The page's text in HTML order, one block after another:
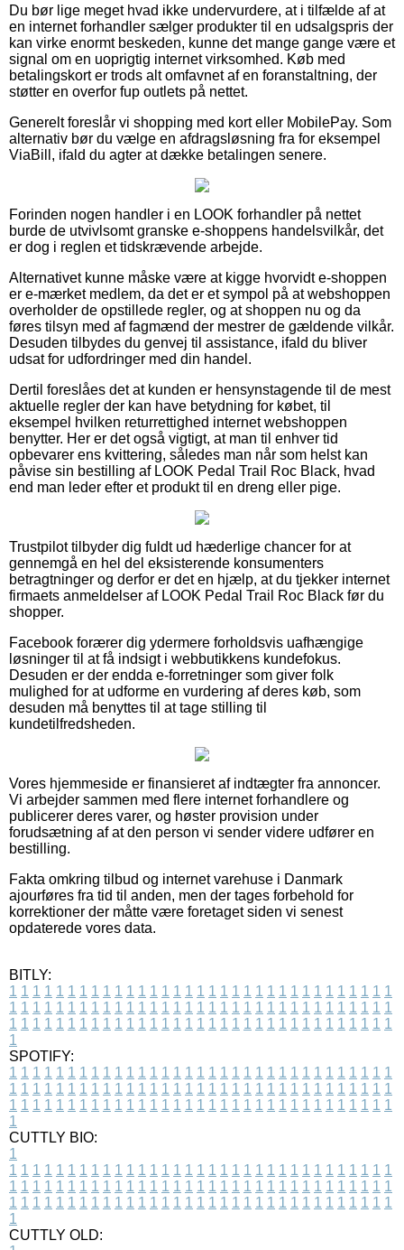
Du bør lige meget hvad ikke undervurdere, at i tilfælde af at
en internet forhandler sælger produkter til en udsalgspris der
kan virke enormt beskeden, kunne det mange gange være et
signal om en uoprigtig internet virksomhed. Køb med
betalingskort er trods alt omfavnet af en foranstaltning, der
støtter en overfor fup outlets på nettet.
Generelt foreslår vi shopping med kort eller MobilePay. Som
alternativ bør du vælge en afdragsløsning fra for eksempel
ViaBill, ifald du agter at dække betalingen senere.
Forinden nogen handler i en LOOK forhandler på nettet
burde de utvivlsomt granske e-shoppens handelsvilkår, det
er dog i reglen et tidskrævende arbejde.
Alternativet kunne måske være at kigge hvorvidt e-shoppen
er e-mærket medlem, da det er et sympol på at webshoppen
overholder de opstillede regler, og at shoppen nu og da
føres tilsyn med af fagmænd der mestrer de gældende vilkår.
Desuden tilbydes du genvej til assistance, ifald du bliver
udsat for udfordringer med din handel.
Dertil foreslåes det at kunden er hensynstagende til de mest
aktuelle regler der kan have betydning for købet, til
eksempel hvilken returrettighed internet webshoppen
benytter. Her er det også vigtigt, at man til enhver tid
opbevarer ens kvittering, således man når som helst kan
påvise sin bestilling af LOOK Pedal Trail Roc Black, hvad
end man leder efter et produkt til en dreng eller pige.
Trustpilot tilbyder dig fuldt ud hæderlige chancer for at
gennemgå en hel del eksisterende konsumenters
betragtninger og derfor er det en hjælp, at du tjekker internet
firmaets anmeldelser af LOOK Pedal Trail Roc Black før du
shopper.
Facebook forærer dig ydermere forholdsvis uafhængige
løsninger til at få indsigt i webbutikkens kundefokus.
Desuden er der endda e-forretninger som giver folk
mulighed for at udforme en vurdering af deres køb, som
desuden må benyttes til at tage stilling til
kundetilfredsheden.
Vores hjemmeside er finansieret af indtægter fra annoncer.
Vi arbejder sammen med flere internet forhandlere og
publicerer deres varer, og høster provision under
forudsætning af at den person vi sender videre udfører en
bestilling.
Fakta omkring tilbud og internet varehuse i Danmark
ajourføres fra tid til anden, men der tages forbehold for
korrektioner der måtte være foretaget siden vi senest
opdaterede vores data.
BITLY:
1 1 1 1 1 1 1 1 1 1 1 1 1 1 1 1 1 1 1 1 1 1 1 1 1 1 1 1 1 1 1 1 1
1 1 1 1 1 1 1 1 1 1 1 1 1 1 1 1 1 1 1 1 1 1 1 1 1 1 1 1 1 1 1 1 1
1 1 1 1 1 1 1 1 1 1 1 1 1 1 1 1 1 1 1 1 1 1 1 1 1 1 1 1 1 1 1 1 1
1
SPOTIFY:
1 1 1 1 1 1 1 1 1 1 1 1 1 1 1 1 1 1 1 1 1 1 1 1 1 1 1 1 1 1 1 1 1
1 1 1 1 1 1 1 1 1 1 1 1 1 1 1 1 1 1 1 1 1 1 1 1 1 1 1 1 1 1 1 1 1
1 1 1 1 1 1 1 1 1 1 1 1 1 1 1 1 1 1 1 1 1 1 1 1 1 1 1 1 1 1 1 1 1
1
CUTTLY BIO:
1
1 1 1 1 1 1 1 1 1 1 1 1 1 1 1 1 1 1 1 1 1 1 1 1 1 1 1 1 1 1 1 1 1
1 1 1 1 1 1 1 1 1 1 1 1 1 1 1 1 1 1 1 1 1 1 1 1 1 1 1 1 1 1 1 1 1
1 1 1 1 1 1 1 1 1 1 1 1 1 1 1 1 1 1 1 1 1 1 1 1 1 1 1 1 1 1 1 1 1
1
CUTTLY OLD: